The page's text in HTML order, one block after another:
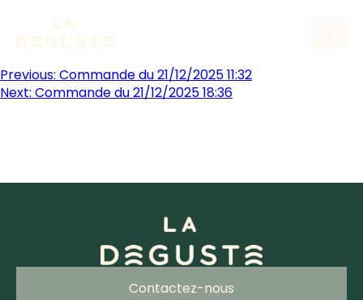
Previous: Commande du 21/12/2025 11:32
Next: Commande du 21/12/2025 18:36
Contactez-nous